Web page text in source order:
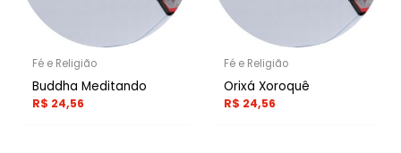
Fé e Religião
Buddha Meditando
R$ 24,56
Fé e Religião
Orixá Xoroquê
R$ 24,56